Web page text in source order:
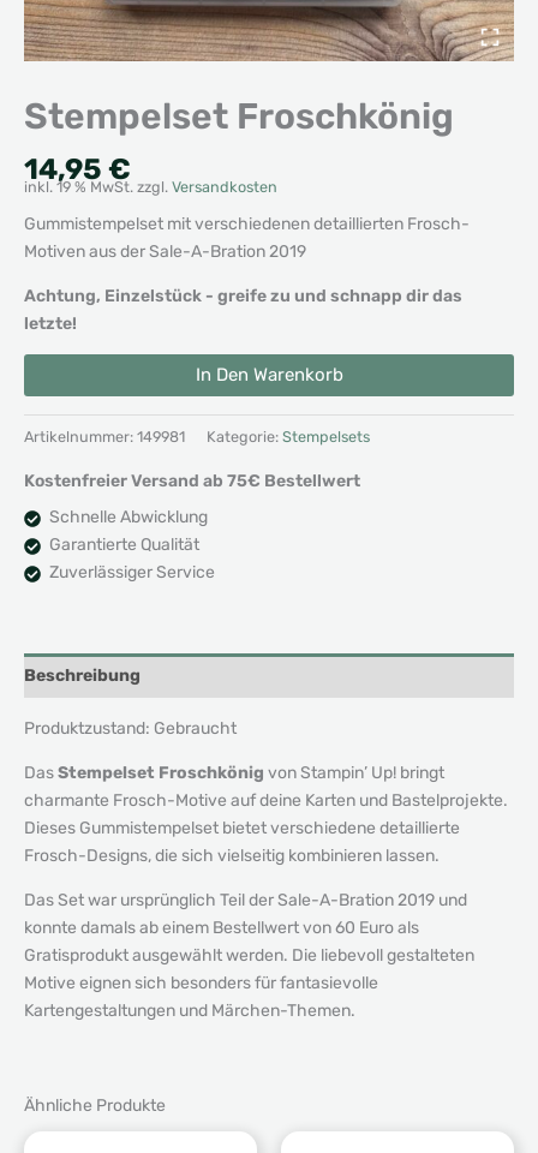
Stempelset Froschkönig
14,95 €
inkl. 19 % MwSt. zzgl. Versandkosten
Gummistempelset mit verschiedenen detaillierten Frosch-
Motiven aus der Sale-A-Bration 2019
Achtung, Einzelstück - greife zu und schnapp dir das
letzte!
Stempelset
In Den Warenkorb
Alternative:
Artikelnummer: 149981 Kategorie: Stempelsets
Kostenfreier Versand ab 75€ Bestellwert
Schnelle Abwicklung
Garantierte Qualität
Zuverlässiger Service
Beschreibung
Produktzustand: Gebraucht
DasStempelset Froschkönig von Stampin’ Up! bringt
charmante Frosch-Motive auf deine Karten und Bastelprojekte.
Dieses Gummistempelset bietet verschiedene detaillierte
Frosch-Designs, die sich vielseitig kombinieren lassen.
Das Set war ursprünglich Teil der Sale-A-Bration 2019 und
konnte damals ab einem Bestellwert von 60 Euro als
Gratisprodukt ausgewählt werden. Die liebevoll gestalteten
Motive eignen sich besonders für fantasievolle
Kartengestaltungen und Märchen-Themen.
Ähnliche Produkte